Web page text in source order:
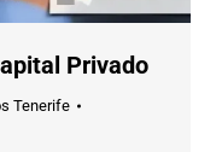
Privado
Tenerife